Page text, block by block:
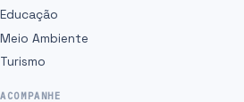
Educação
Meio Ambiente
Turismo
ACOMPANHE